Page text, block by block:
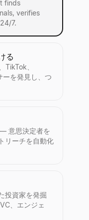
finds
verifies
7.
る
TikTok、
を発見し、つ
意思決定者を
リーチを自動化
投資家を発掘
、エンジェ